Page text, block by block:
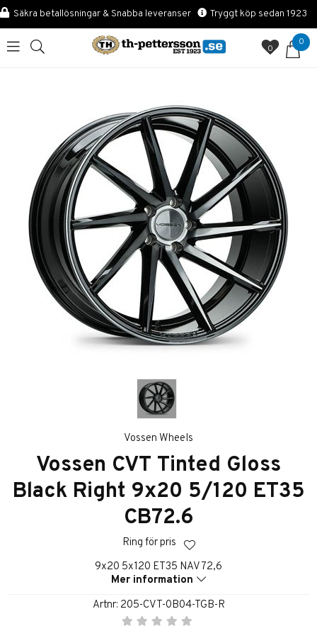
Säkra betallösningar & Snabba leveranser Tryggt köp sedan 1923
0
0
Vossen Wheels
Vossen CVT Tinted Gloss
Black Right 9x20 5/120 ET35
CB72.6
Ring för pris
9x20 5x120 ET35 NAV 72,6
Mer information
Artnr: 205-CVT-0B04-TGB-R